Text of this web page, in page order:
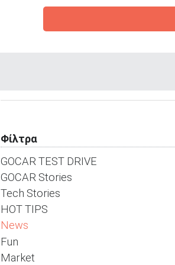
Φίλτρα
GOCAR TEST DRIVE
GOCAR Stories
Tech Stories
HOT TIPS
News
Fun
Market